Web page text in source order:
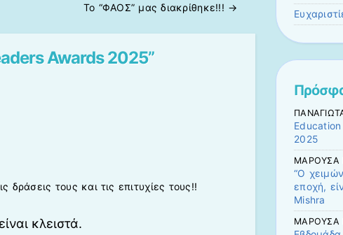
Το “ΦΑΟΣ” μας διακρίθηκε!!! →
Awards 2025”
τους και τις επιτυχίες τους!!
κλειστά.
2025
ΜΑΡΟΥΣΑ
“Ο
εποχή,
Mishra
ΜΑΡΟΥΣΑ